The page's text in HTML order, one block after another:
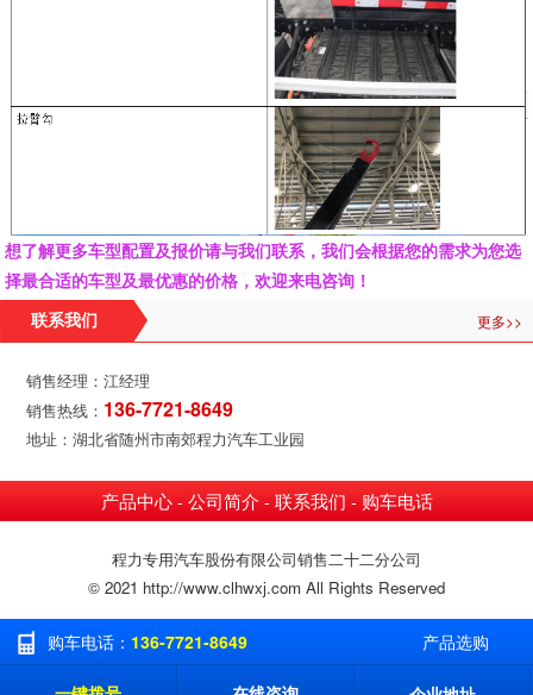
想了解更多车型配置及报价请与我们联系，我们会根据您的需求为您选
择最合适的车型及最优惠的价格，欢迎来电咨询！
联系我们 更多>>
销售经理：江经理
销售热线： 136-7721-8649
地址：湖北省随州市南郊程力汽车工业园
产品中心- 公司简介 - 联系我们 - 购车电话
程力专用汽车股份有限公司销售二十二分公司
© 2021 http://www.clhwxj.com All Rights Reserved
购车电话： 136-7721-8649 产品选购